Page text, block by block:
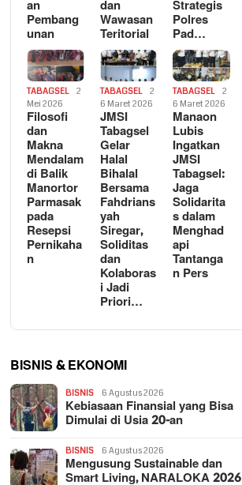
an
Pembang
unan
dan
Wawasan
Teritorial
Strategis
Polres
Pad…
TABAGSEL
2
Mei 2026
Filosofi
dan
Makna
Mendalam
di Balik
Manortor
Parmasak
pada
Resepsi
Pernikaha
n
TABAGSEL
2
6 Maret 2026
JMSI
Tabagsel
Gelar
Halal
Bihalal
Bersama
Fahdrians
yah
Siregar,
Soliditas
dan
Kolaboras
i Jadi
Priori…
TABAGSEL
2
6 Maret 2026
Manaon
Lubis
Ingatkan
JMSI
Tabagsel:
Jaga
Solidarita
s dalam
Menghad
api
Tantanga
n Pers
BISNIS & EKONOMI
BISNIS 6 Agustus 2026
Kebiasaan Finansial yang Bisa
Dimulai di Usia 20-an
BISNIS 6 Agustus 2026
Mengusung Sustainable dan
Smart Living, NARALOKA 2026